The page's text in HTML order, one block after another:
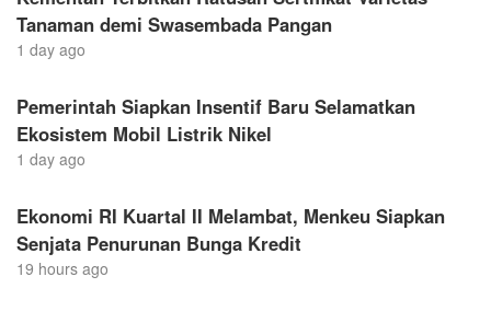
Tanaman demi Swasembada Pangan
1 day ago
Pemerintah Siapkan Insentif Baru Selamatkan
Ekosistem Mobil Listrik Nikel
1 day ago
Ekonomi RI Kuartal II Melambat, Menkeu Siapkan
Senjata Penurunan Bunga Kredit
19 hours ago